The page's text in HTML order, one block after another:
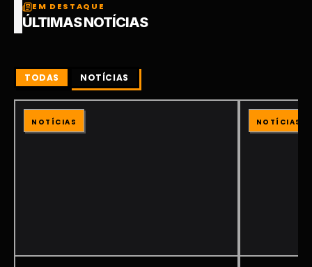
EM DESTAQUE
ÚLTIMAS NOTÍCIAS
TODAS NOTÍCIAS
NOTÍCIAS NOTÍCIAS